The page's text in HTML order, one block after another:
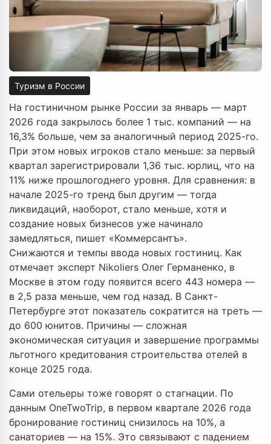
Туризм в России
На гостиничном рынке России за январь — март
2026 года закрылось более 1 тыс. компаний — на
16,3% больше, чем за аналогичный период 2025-го.
При этом новых игроков стало меньше: за первый
квартал зарегистрировали 1,36 тыс. юрлиц, что на
11% ниже прошлогоднего уровня. Для сравнения: в
начале 2025-го тренд был другим — тогда
ликвидаций, наоборот, стало меньше, хотя и
создание новых бизнесов уже начинало
замедляться, пишет «Коммерсантъ».
Снижаются и темпы ввода новых гостиниц. Как
отмечает эксперт Nikoliers Олег Германенко, в
Москве в этом году появится всего 443 номера —
в 2,5 раза меньше, чем год назад. В Санкт-
Петербурге этот показатель сократится на треть —
до 600 юнитов. Причины — сложная
экономическая ситуация и завершение программы
льготного кредитования строительства отелей в
конце 2025 года.
Сами отельеры тоже говорят о стагнации. По
данным OneTwoTrip, в первом квартале 2026 года
бронирование гостиниц снизилось на 10%, а
санаториев — на 15%. Это связывают с падением